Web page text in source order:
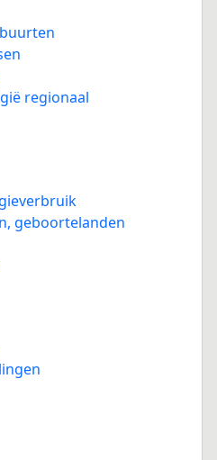
regionaal
geboortelanden